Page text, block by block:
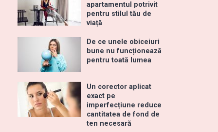
apartamentul potrivit
pentru stilul tău de
viață
De ce unele obiceiuri
bune nu funcționează
pentru toată lumea
Un corector aplicat
exact pe
imperfecțiune reduce
cantitatea de fond de
ten necesară